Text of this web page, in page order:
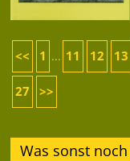
<< 1 ... 11 12 13
27 >>
Was sonst